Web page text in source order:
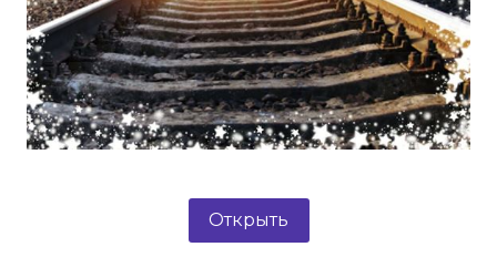
Открыть